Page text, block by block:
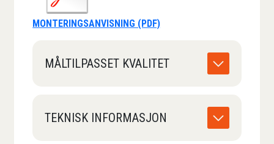
MONTERINGSANVISNING (PDF)
MÅLTILPASSET KVALITET
TEKNISK INFORMASJON